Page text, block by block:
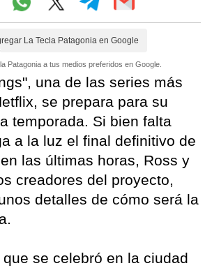
La Tecla Patagonia en Google
Patagonia a tus medios preferidos en Google.
una de las series más
se prepara para su
temporada. Si bien falta
a la luz el final definitivo de
las últimas horas, Ross y
creadores del proyecto,
detalles de cómo será la
se celebró en la ciudad